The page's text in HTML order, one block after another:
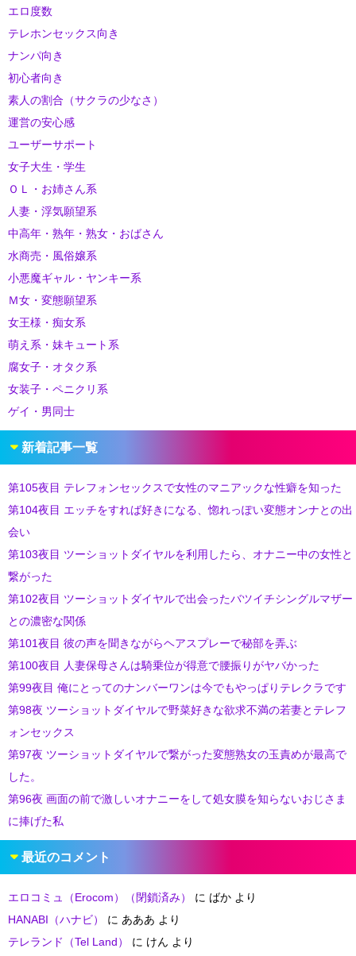
エロ度数
テレホンセックス向き
ナンパ向き
初心者向き
素人の割合（サクラの少なさ）
運営の安心感
ユーザーサポート
女子大生・学生
ＯＬ・お姉さん系
人妻・浮気願望系
中高年・熟年・熟女・おばさん
水商売・風俗嬢系
小悪魔ギャル・ヤンキー系
Ｍ女・変態願望系
女王様・痴女系
萌え系・妹キュート系
腐女子・オタク系
女装子・ペニクリ系
ゲイ・男同士
新着記事一覧
第105夜目 テレフォンセックスで女性のマニアックな性癖を知った
第104夜目 エッチをすれば好きになる、惚れっぽい変態オンナとの出
会い
第103夜目 ツーショットダイヤルを利用したら、オナニー中の女性と
繋がった
第102夜目 ツーショットダイヤルで出会ったバツイチシングルマザー
との濃密な関係
第101夜目 彼の声を聞きながらヘアスプレーで秘部を弄ぶ
第100夜目 人妻保母さんは騎乗位が得意で腰振りがヤバかった
第99夜目 俺にとってのナンバーワンは今でもやっぱりテレクラです
第98夜 ツーショットダイヤルで野菜好きな欲求不満の若妻とテレフ
ォンセックス
第97夜 ツーショットダイヤルで繋がった変態熟女の玉責めが最高で
した。
第96夜 画面の前で激しいオナニーをして処女膜を知らないおじさま
に捧げた私
最近のコメント
エロコミュ（Erocom）（閉鎖済み） に ばか より
HANABI（ハナビ）
に あああ より
テレランド（Tel Land）
に けん より